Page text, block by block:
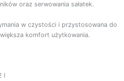
oraz serwowania sałatek.
w czystości i przystosowana do
komfort użytkowania.
l